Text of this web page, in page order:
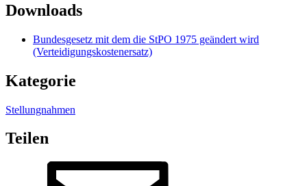
Downloads
Bundesgesetz mit dem die StPO 1975 geändert wird
(Verteidigungskostenersatz)
Kategorie
Stellungnahmen
Teilen